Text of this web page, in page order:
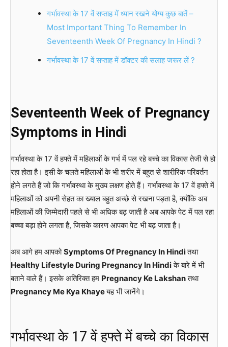
गर्भावस्था के 17 वें सप्ताह में ध्यान रखने योग्य कुछ बातें –
Most Important Thing To Remember In
Seventeenth Week Of Pregnancy In Hindi ?
गर्भावस्था के 17 वें सप्ताह में डॉक्टर की सलाह जरूर लें ?
Seventeenth Week of Pregnancy
Symptoms in Hindi
गर्भावस्था के 17 वें हफ्ते में महिलाओं के गर्भ में पल रहे बच्चे का विकास तेजी से हो
रहा होता है। इसी के चलते महिलाओं के भी शरीर में बहुत से शारीरिक परिवर्तन
होने लगते हैं जो कि गर्भावस्था के मुख्य लक्षण होते हैं। गर्भावस्था के 17 वें हफ्ते में
महिलाओं को अपनी सेहत का ख्याल बहुत अच्छे से रखना पड़ता है, क्योंकि अब
महिलाओं की जिम्मेदारी पहले से भी अधिक बढ़ जाती है अब आपके पेट में पल रहा
बच्चा बड़ा होने लगता है, जिसके कारण आपका पेट भी बढ़ जाता है।
अब आगे हम आपकोSymptoms Of Pregnancy In Hindiतथा
Healthy Lifestyle During Pregnancy In Hindiके बारे में भी
बताने वाले हैं। इसके अतिरिक्त हम Pregnancy Ke Lakshanतथा
Pregnancy Me Kya Khayeयह भी जानेंगे।
गर्भावस्था के 17 वें हफ्ते में बच्चे का विकास